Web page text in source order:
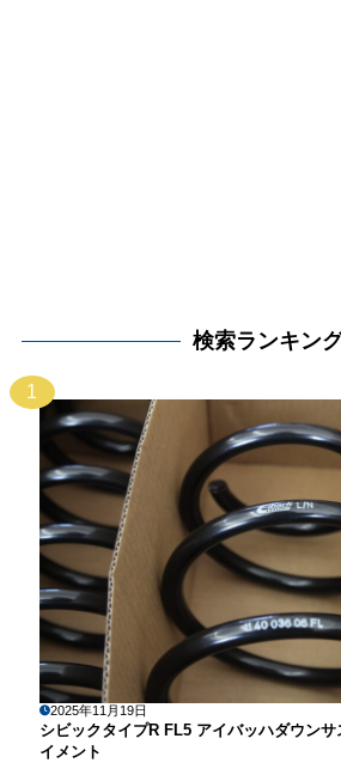
検索ランキン
1
2025年11月19日
シビックタイプR FL5 アイバッハダウン
イメント